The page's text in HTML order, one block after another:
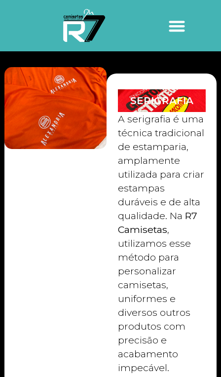
SERIGRAFIA
A serigrafia é uma
técnica tradicional
de estamparia,
amplamente
utilizada para criar
estampas
duráveis e de alta
qualidade. Na R7
Camisetas,
utilizamos esse
método para
personalizar
camisetas,
uniformes e
diversos outros
produtos com
precisão e
acabamento
impecável.